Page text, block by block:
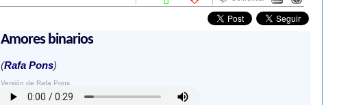
Amores binarios
(Rafa Pons)
Versión de Rafa Pons